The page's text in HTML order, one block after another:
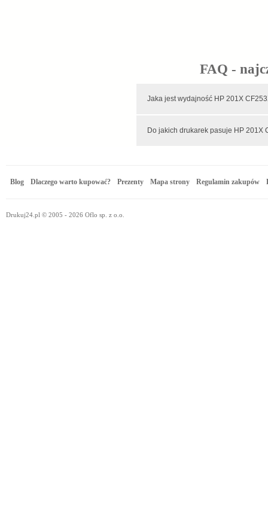
FAQ -
Jaka jest wydajność HP 201X
Do jakich drukarek pasuje HP 201X
Blog Dlaczego warto kupować? Prezenty Mapa strony Regulamin zakupów
Drukuj24.pl © 2005 - 2026 Oflo sp. z o.o.